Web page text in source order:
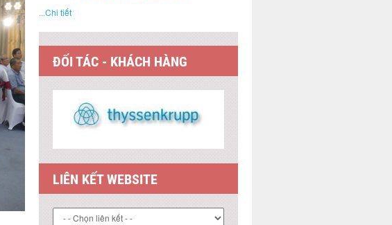
...Chi tiết
ĐỐI TÁC - KHÁCH HÀNG